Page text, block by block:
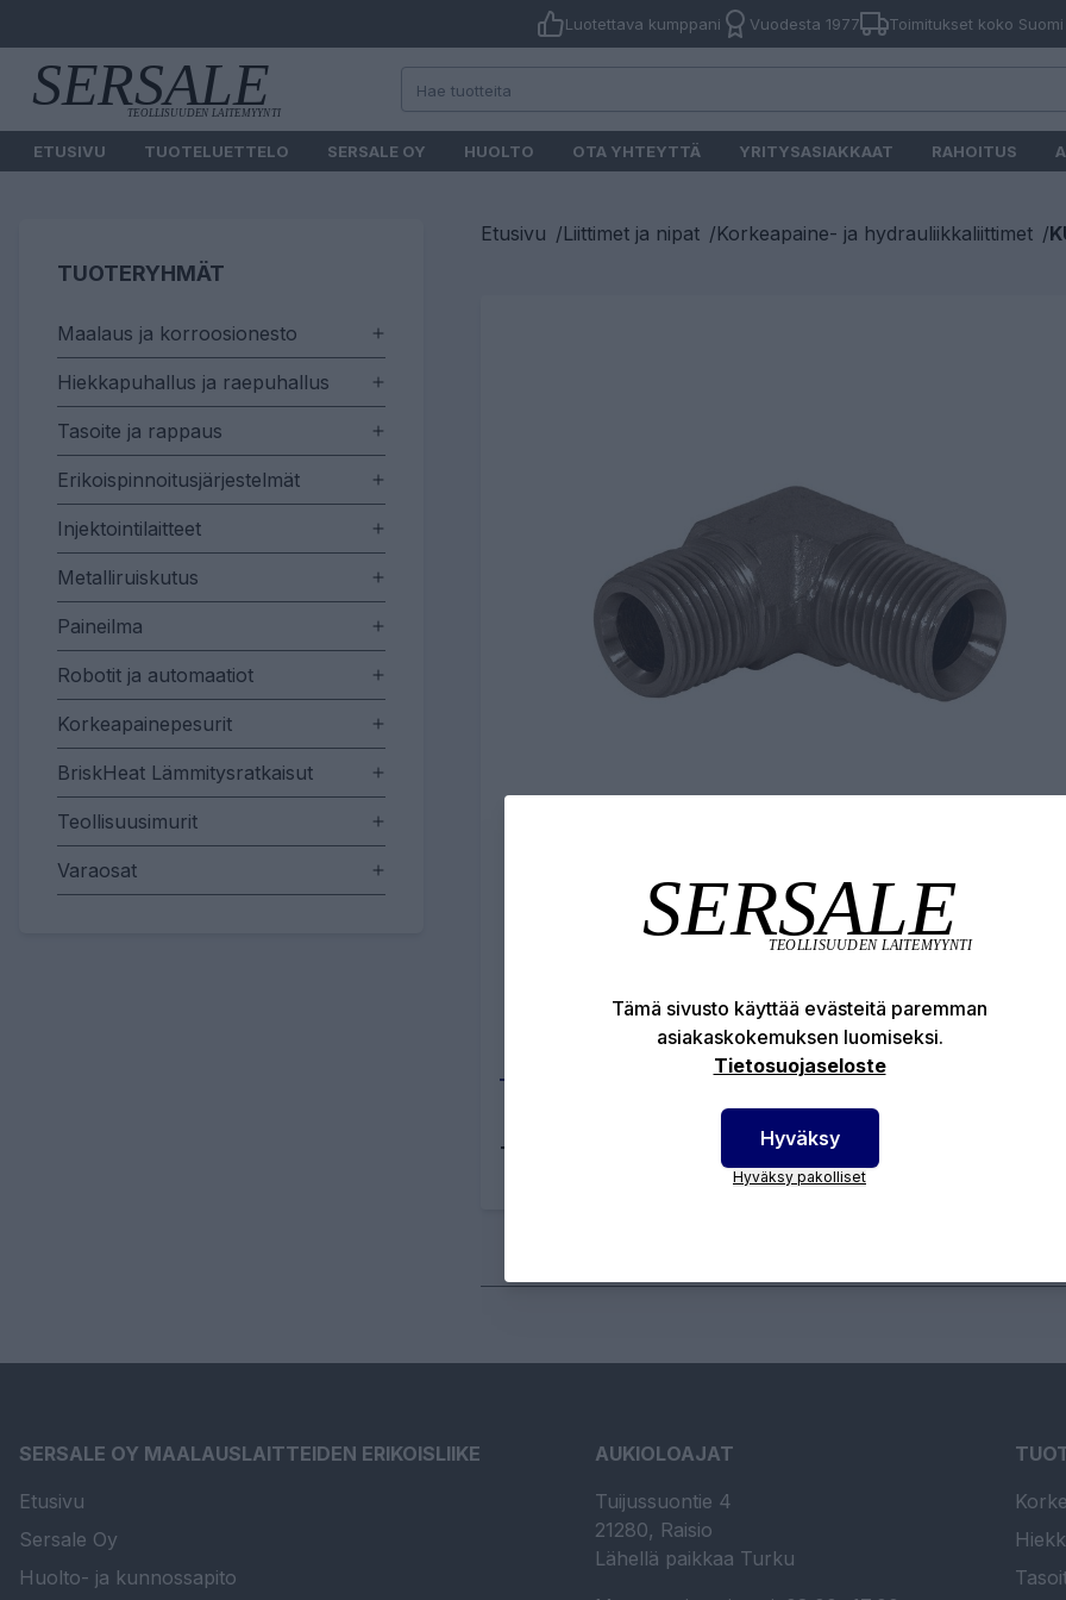
Luotettava kumppani Vuodesta 1977 Toimitukset koko Suomi
ETUSIVU TUOTELUETTELO SERSALE OY HUOLTO OTA YHTEYTTÄ YRITYSASIAKKAAT RAHOITUS
TUOTERYHMÄT
Maalaus ja korroosionesto
Hiekkapuhallus ja raepuhallus
Tasoite ja rappaus
Erikoispinnoitusjärjestelmät
Injektointilaitteet
Metalliruiskutus
Paineilma
Robotit ja automaatiot
Korkeapainepesurit
BriskHeat Lämmitysratkaisut
Teollisuusimurit
Varaosat
Etusivu /Liittimet ja nipat /Korkeapaine- ja hydrauliikkaliittimet /
Tekniset edut
Tuotenumero:
SERSALE OY MAALAUSLAITTEIDEN ERIKOISLIIKE
Etusivu
Sersale Oy
Huolto- ja kunnossapito
AUKIOLOAJAT
Tuijussuontie 4
21280, Raisio
Lähellä paikkaa Turku
Tämä sivusto käyttää evästeitä paremman
asiakaskokemuksen luomiseksi.
Tietosuojaseloste
Hyväksy
Hyväksy pakolliset